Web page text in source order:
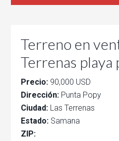
Terreno en
Terrenas
Precio: 90,000 USD
Dirección: Punta Popy
Ciudad: Las Terrenas
Estado: Samana
ZIP: